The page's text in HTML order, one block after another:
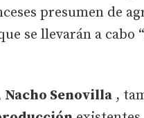
presumen de
se llevarán a cabo
Nacho Senovilla ,